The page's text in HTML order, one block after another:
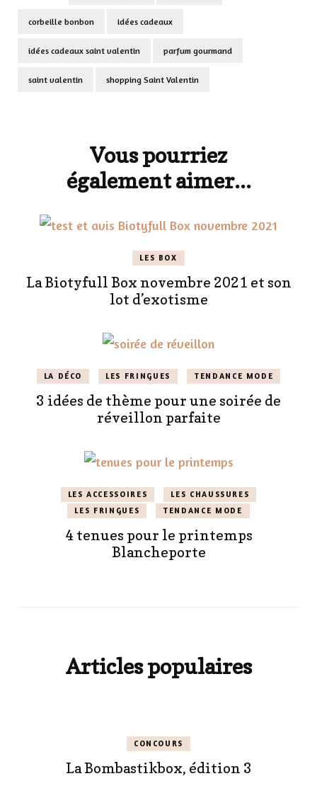
corbeille bonbon idées cadeaux
idées cadeaux saint valentin parfum gourmand
saint valentin shopping Saint Valentin
Vous pourriez
également aimer...
LES BOX
La Biotyfull Box novembre 2021 et son
lot d’exotisme
LA DÉCO LES FRINGUES TENDANCE MODE
3 idées de thème pour une soirée de
réveillon parfaite
LES ACCESSOIRES
LES CHAUSSURES
LES FRINGUES
TENDANCE MODE
4 tenues pour le printemps
Blancheporte
Articles populaires
CONCOURS
La Bombastikbox, édition 3